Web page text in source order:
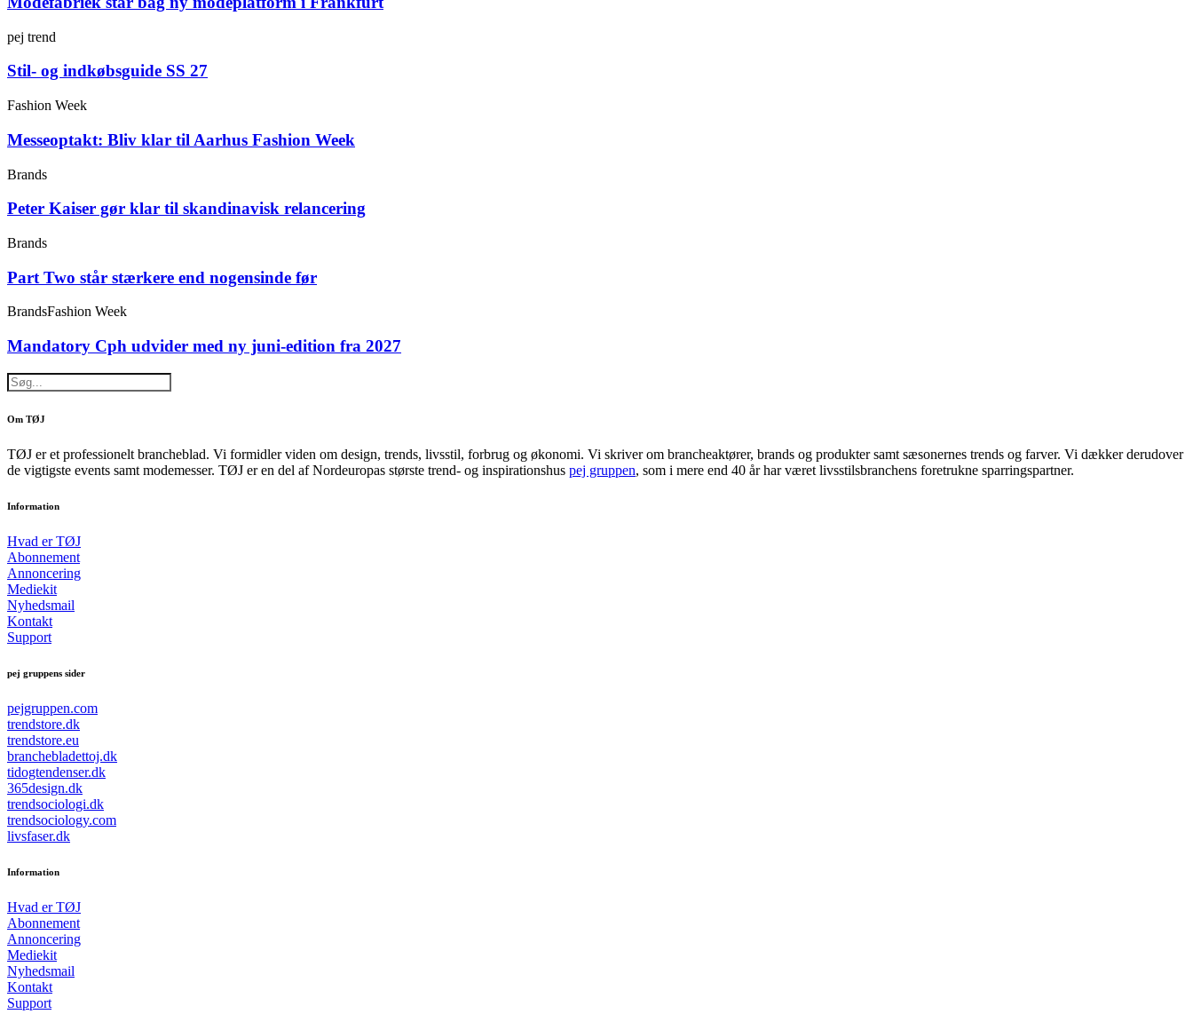
pej trend
Stil- og indkøbsguide SS 27
Fashion Week
Messeoptakt: Bliv klar til Aarhus Fashion Week
Brands
Peter Kaiser gør klar til skandinavisk relancering
Brands
Part Two står stærkere end nogensinde før
BrandsFashion Week
Mandatory Cph udvider med ny juni-edition fra 2027
Om TØJ
TØJ er et professionelt brancheblad. Vi formidler viden om design, trends, livsstil, forbrug og økonomi. Vi skriver om brancheaktører, brands og produkter samt sæsonernes trends og farver. Vi dækker derudover
de vigtigste events samt modemesser. TØJ er en del af Nordeuropas største trend- og inspirationshus pej gruppen, som i mere end 40 år har været livsstilsbranchens foretrukne sparringspartner.
Information
Hvad er TØJ
Abonnement
Annoncering
Mediekit
Nyhedsmail
Kontakt
Support
pej gruppens sider
pejgruppen.com
trendstore.dk
trendstore.eu
branchebladettoj.dk
tidogtendenser.dk
365design.dk
trendsociologi.dk
trendsociology.com
livsfaser.dk
Information
Hvad er TØJ
Abonnement
Annoncering
Mediekit
Nyhedsmail
Kontakt
Support